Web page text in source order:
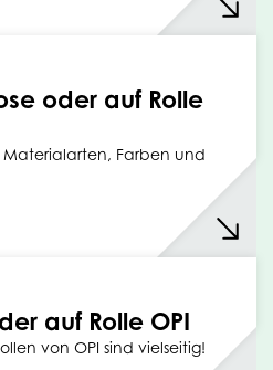
oder auf Rolle
Materialarten, Farben und
auf Rolle OPI
von OPI sind vielseitig!